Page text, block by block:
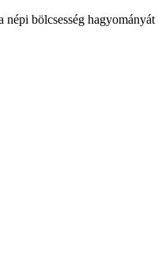
bölcsesség